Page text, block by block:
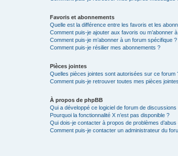
Favoris et abonnements
Quelle est la différence entre les favoris et les
Comment puis-je ajouter aux favoris ou m’abonner
Comment puis-je m’abonner à un forum spécifique ?
Comment puis-je résilier mes abonnements ?
Pièces jointes
Quelles pièces jointes sont autorisées sur ce forum
Comment puis-je retrouver toutes mes pièces
À propos de phpBB
Qui a développé ce logiciel de forum de discussions
Pourquoi la fonctionnalité X n’est pas disponible ?
Qui dois-je contacter à propos de problèmes
Comment puis-je contacter un administrateur du